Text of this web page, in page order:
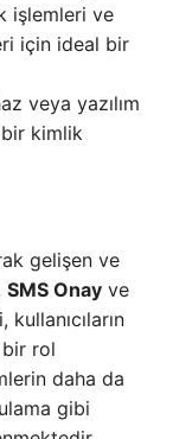
işlemleri ve
için ideal bir
veya yazılım
kimlik
gelişen ve
SMS Onay ve
rol
daha da
gibi